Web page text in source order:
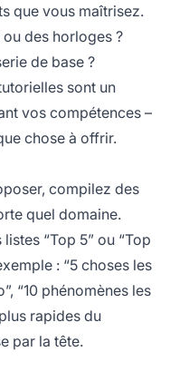
que vous maîtrisez.
des horloges ?
de base ?
sont un
vos compétences –
chose à offrir.
compilez des
quel domaine.
“Top 5” ou “Top
: “5 choses les
“10 phénomènes les
rapides du
par la tête.